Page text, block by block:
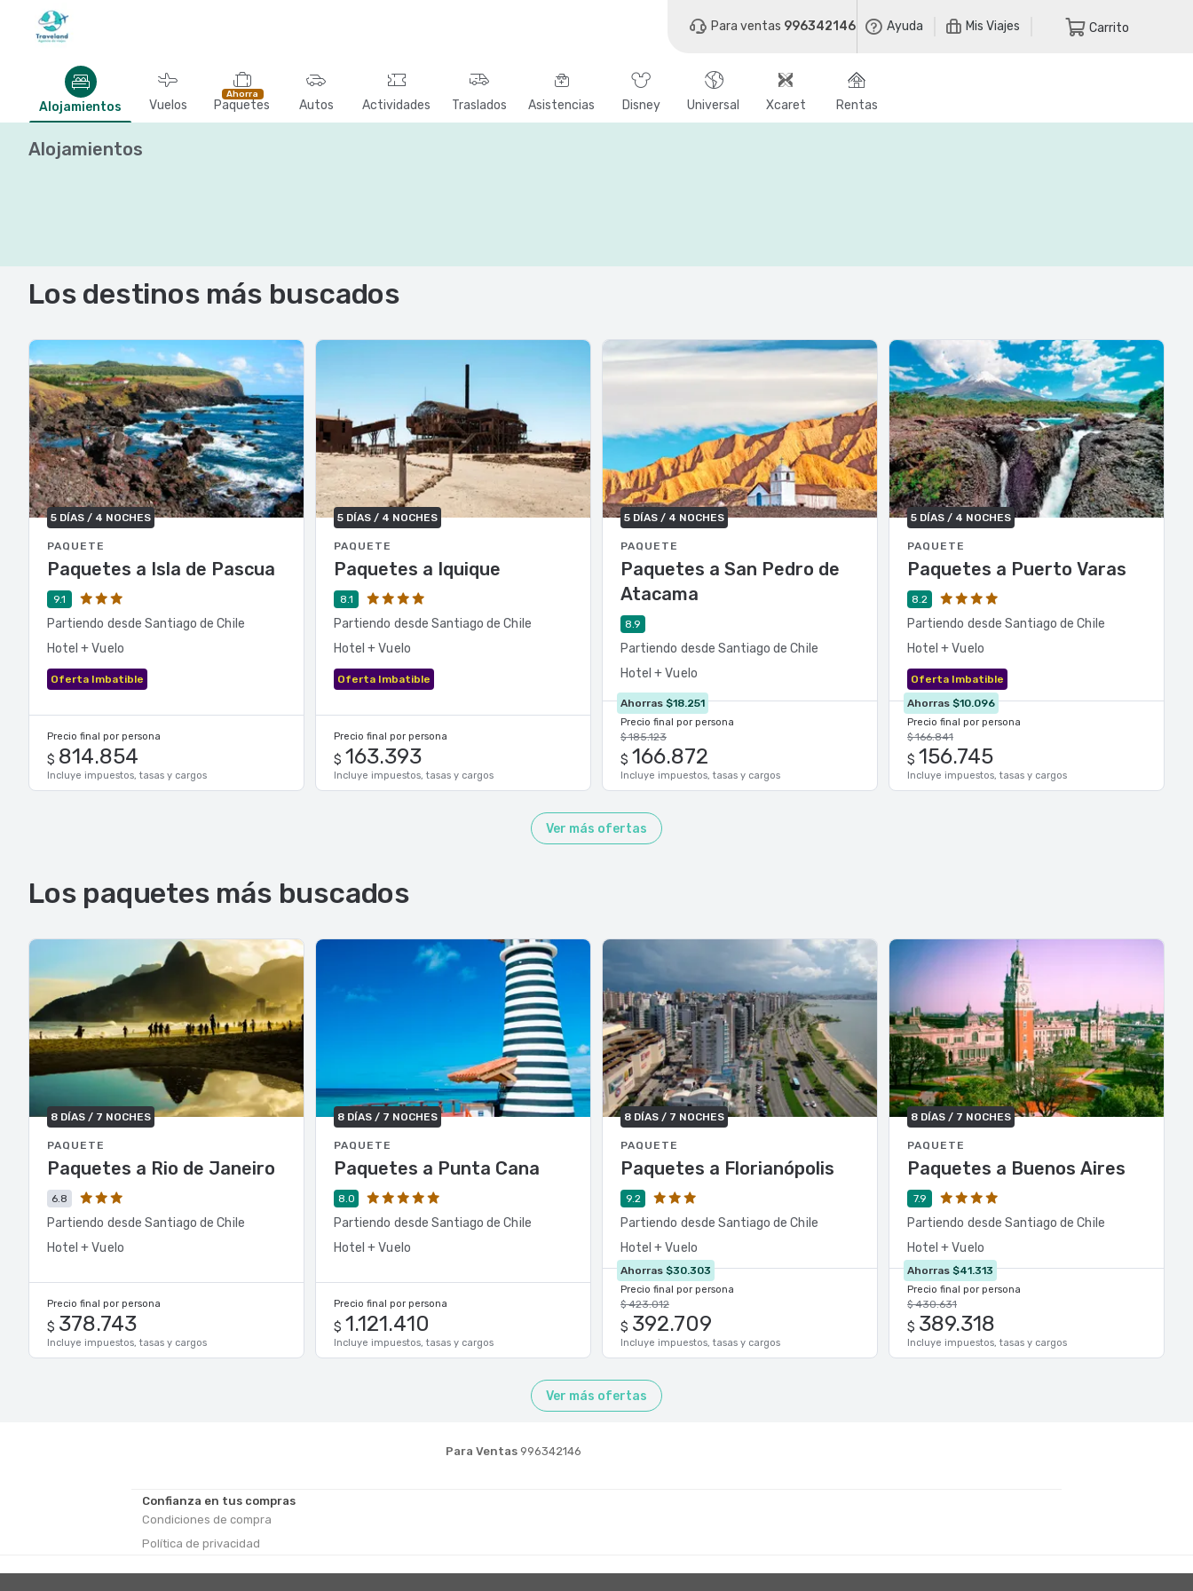
Para ventas 996342146 Ayuda Mis Viajes Carrito
Alojamientos Vuelos
Ahorra
Paquetes Autos Actividades Traslados Asistencias Disney Universal Xcaret Rentas
Alojamientos
Los destinos más buscados
5 DÍAS / 4 NOCHES
PAQUETE
Paquetes a Isla de Pascua
9.1
Partiendo desde Santiago de Chile
Hotel + Vuelo
Oferta Imbatible
Precio final por persona
$ 814.854
Incluye impuestos, tasas y cargos
5 DÍAS / 4 NOCHES
PAQUETE
Paquetes a Iquique
8.1
Partiendo desde Santiago de Chile
Hotel + Vuelo
Oferta Imbatible
Precio final por persona
$ 163.393
Incluye impuestos, tasas y cargos
5 DÍAS / 4 NOCHES
PAQUETE
Paquetes a San Pedro de
Atacama
8.9
Partiendo desde Santiago de Chile
Hotel + Vuelo
Ahorras $18.251
Precio final por persona
$ 166.872
$ 185.123
Incluye impuestos, tasas y cargos
5 DÍAS / 4 NOCHES
PAQUETE
Paquetes a Puerto Varas
8.2
Partiendo desde Santiago de Chile
Hotel + Vuelo
Oferta Imbatible
Ahorras $10.096
Precio final por persona
$ 156.745
$ 166.841
Incluye impuestos, tasas y cargos
Ver más ofertas
Los paquetes más buscados
8 DÍAS / 7 NOCHES
PAQUETE
Paquetes a Rio de Janeiro
6.8
Partiendo desde Santiago de Chile
Hotel + Vuelo
Precio final por persona
$ 378.743
Incluye impuestos, tasas y cargos
8 DÍAS / 7 NOCHES
PAQUETE
Paquetes a Punta Cana
8.0
Partiendo desde Santiago de Chile
Hotel + Vuelo
Precio final por persona
$ 1.121.410
Incluye impuestos, tasas y cargos
8 DÍAS / 7 NOCHES
PAQUETE
Paquetes a Florianópolis
9.2
Partiendo desde Santiago de Chile
Hotel + Vuelo
Ahorras $30.303
Precio final por persona
$ 392.709
$ 423.012
Incluye impuestos, tasas y cargos
8 DÍAS / 7 NOCHES
PAQUETE
Paquetes a Buenos Aires
7.9
Partiendo desde Santiago de Chile
Hotel + Vuelo
Ahorras $41.313
Precio final por persona
$ 389.318
$ 430.631
Incluye impuestos, tasas y cargos
Ver más ofertas
Para Ventas 996342146
Confianza en tus compras
Condiciones de compra
Política de privacidad